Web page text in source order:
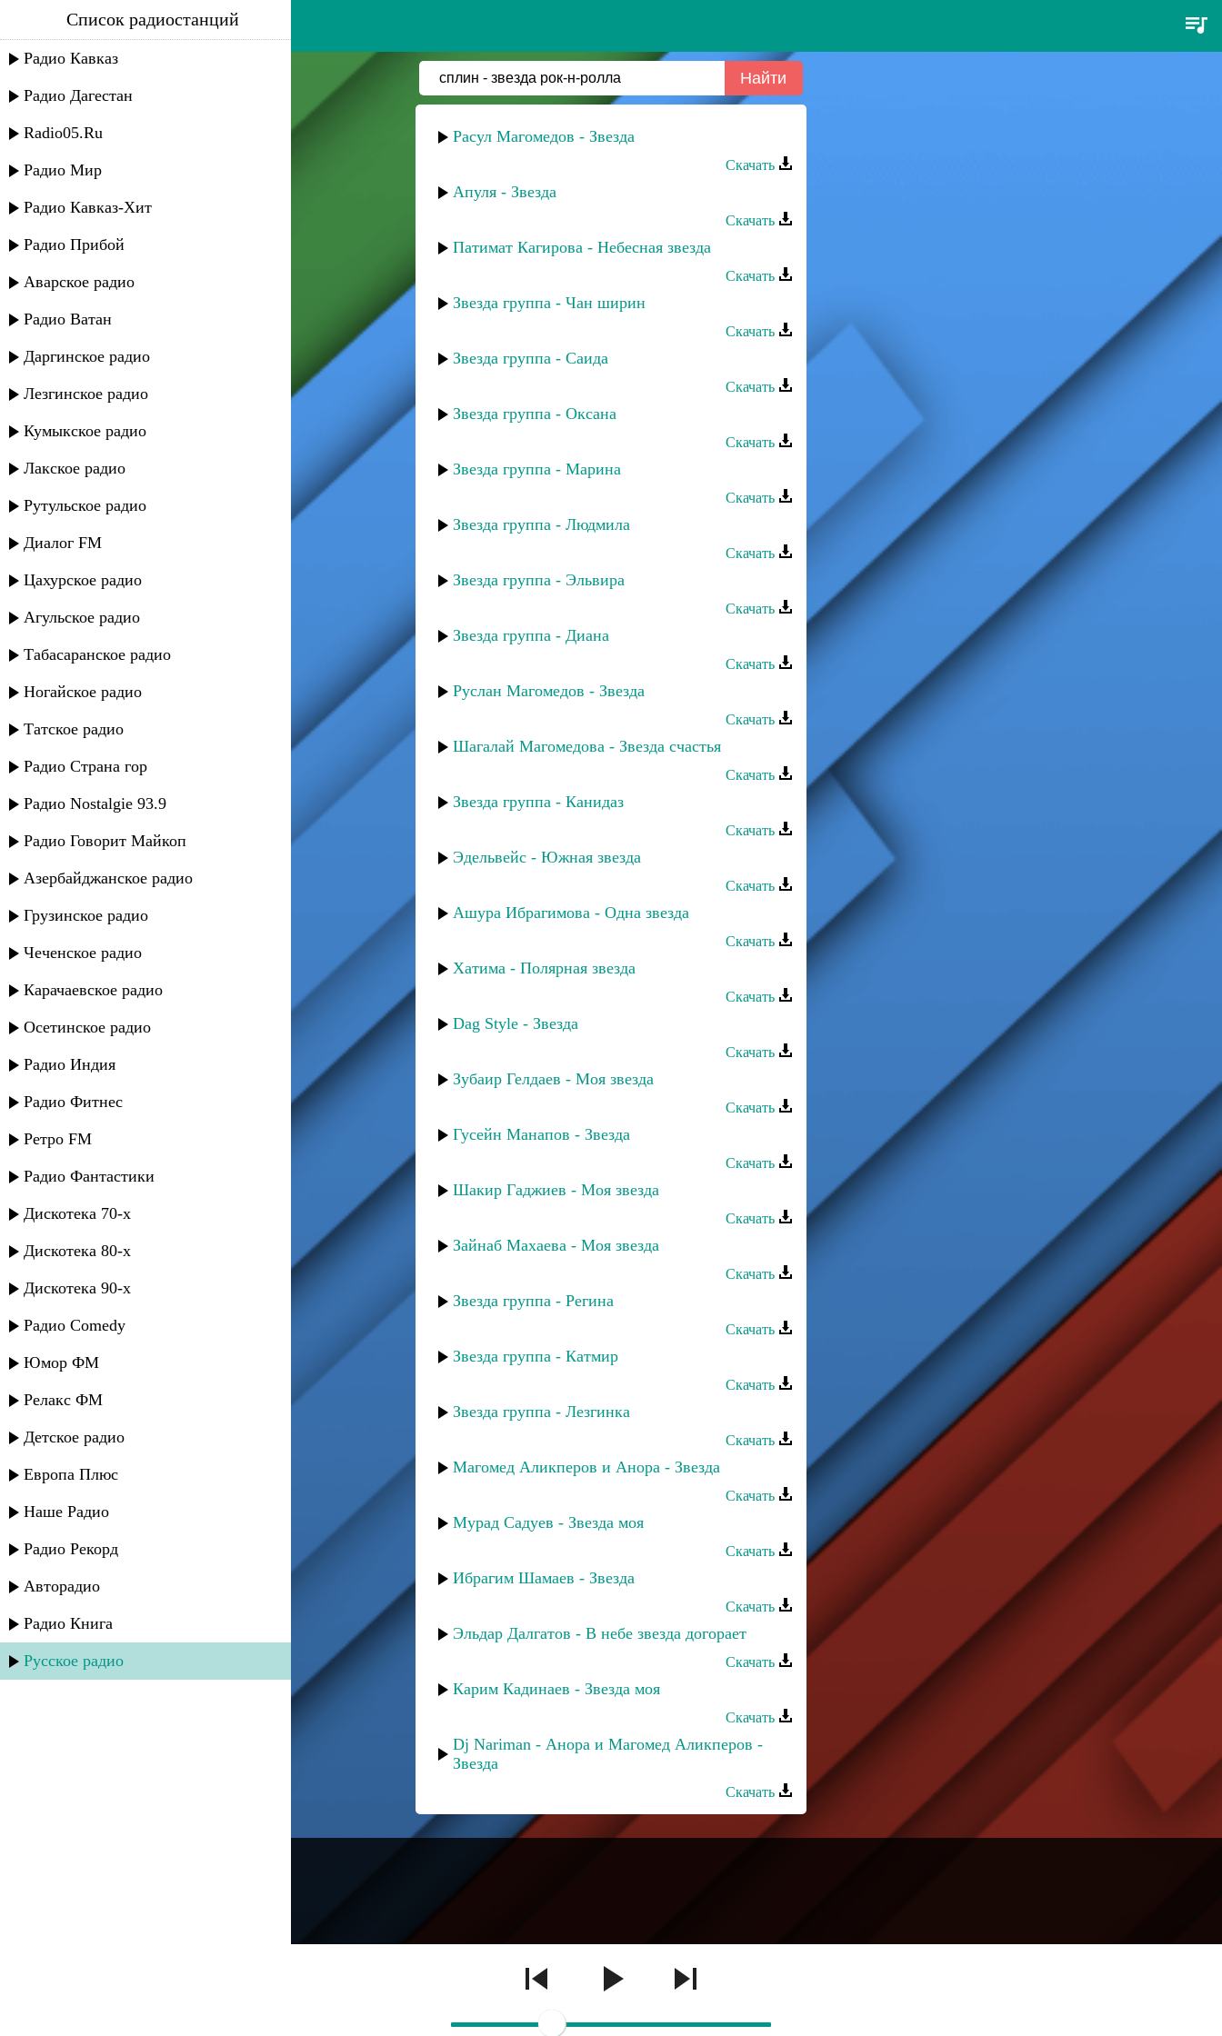
сплин - звезда рок-н-ролла
Список радиостанций
Радио Кавказ
Радио Дагестан
Radio05.Ru
Радио Мир
Радио Кавказ-Хит
Радио Прибой
Аварское радио
Радио Ватан
Даргинское радио
Лезгинское радио
Кумыкское радио
Лакское радио
Рутульское радио
Диалог FM
Цахурское радио
Агульское радио
Табасаранское радио
Ногайское радио
Татское радио
Радио Страна гор
Радио Nostalgie 93.9
Радио Говорит Майкоп
Азербайджанское радио
Грузинское радио
Чеченское радио
Карачаевское радио
Осетинское радио
Радио Индия
Радио Фитнес
Ретро FM
Радио Фантастики
Дискотека 70-х
Дискотека 80-х
Дискотека 90-х
Радио Comedy
Юмор ФМ
Релакс ФМ
Детское радио
Европа Плюс
Наше Радио
Радио Рекорд
Авторадио
Радио Книга
Русское радио
Расул Магомедов - Звезда
Скачать
Апуля - Звезда
Скачать
Патимат Кагирова - Небесная звезда
Скачать
Звезда группа - Чан ширин
Скачать
Звезда группа - Саида
Скачать
Звезда группа - Оксана
Скачать
Звезда группа - Марина
Скачать
Звезда группа - Людмила
Скачать
Звезда группа - Эльвира
Скачать
Звезда группа - Диана
Скачать
Руслан Магомедов - Звезда
Скачать
Шагалай Магомедова - Звезда счастья
Скачать
Звезда группа - Канидаз
Скачать
Эдельвейс - Южная звезда
Скачать
Ашура Ибрагимова - Одна звезда
Скачать
Хатима - Полярная звезда
Скачать
Dag Style - Звезда
Скачать
Зубаир Гелдаев - Моя звезда
Скачать
Гусейн Манапов - Звезда
Скачать
Шакир Гаджиев - Моя звезда
Скачать
Зайнаб Махаева - Моя звезда
Скачать
Звезда группа - Регина
Скачать
Звезда группа - Катмир
Скачать
Звезда группа - Лезгинка
Скачать
Магомед Аликперов и Анора - Звезда
Скачать
Мурад Садуев - Звезда моя
Скачать
Ибрагим Шамаев - Звезда
Скачать
Эльдар Далгатов - В небе звезда догорает
Скачать
Карим Кадинаев - Звезда моя
Скачать
Dj Nariman - Анора и Магомед Аликперов -
Звезда
Скачать